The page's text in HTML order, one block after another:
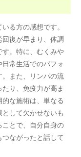
る方の感想です。
復が早まり、体調
。特に、むくみや
常生活でのパフォ
また、リンパの流
り、免疫力が高ま
な施術は、単なる
して欠かせないも
とで、自分自身の
ながったと話して